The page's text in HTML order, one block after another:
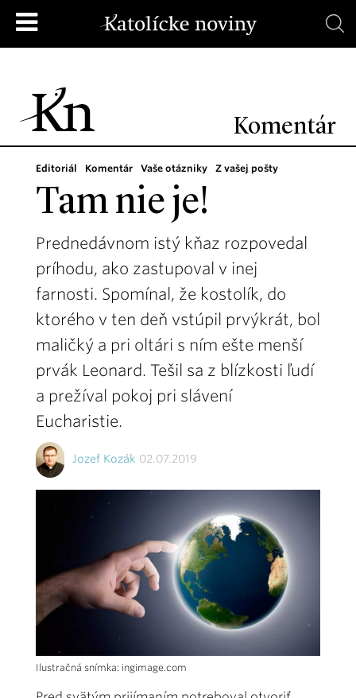
Komentár
Editoriál Komentár Vaše otázniky Z vašej pošty
Tam nie je!
Prednedávnom istý kňaz rozpovedal
príhodu, ako zastupoval v inej
farnosti. Spomínal, že kostolík, do
ktorého v ten deň vstúpil prvýkrát, bol
maličký a pri oltári s ním ešte menší
prvák Leonard. Tešil sa z blízkosti ľudí
a prežíval pokoj pri slávení
Eucharistie.
Jozef Kozák 02.07.2019
Ilustračná snímka: ingimage.com